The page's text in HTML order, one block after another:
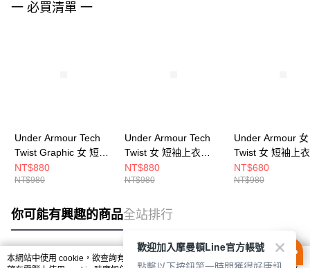
一 必買清單 一
Under Armour Tech
Twist Graphic 女 短袖
上衣 6010874-520
NT$880
NT$980
Under Armour Tech
Twist 女 短袖上衣
1384230-669
NT$880
NT$980
Under Armour
Twist 女 短袖上衣
1384230-659
NT$680
NT$980
你可能有興趣的商品全站排行
本網站中使用 cookie，欲查詢有關本網站使用 cookie 方式之詳情，及若您不希
歡迎加入摩曼頓Line官方帳號